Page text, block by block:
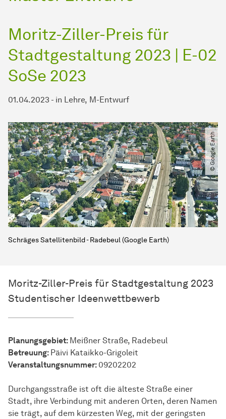
Moritz-Ziller-Preis für
Stadtgestaltung 2023 | E-02
SoSe 2023
01.04.2023 - in Lehre M-Entwurf
© Google Earth
Schräges Satellitenbild - Radebeul (Google Earth)
Moritz-Ziller-Preis für Stadtgestaltung 2023
Studentischer Ideenwettbewerb
Planungsgebiet: Meißner Straße, Radebeul
Betreuung: Päivi Kataikko-Grigoleit
Veranstaltungsnummer: 09202202
Durchgangsstraße ist oft die älteste Straße einer
Stadt, ihre Verbindung mit anderen Orten, deren Namen
sie trägt, auf dem kürzesten Weg, mit der geringsten